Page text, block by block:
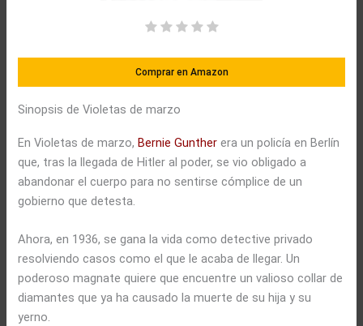
Comprar en Amazon
Sinopsis de Violetas de marzo
En Violetas de marzo,Bernie Gunther era un policía en Berlín
que, tras la llegada de Hitler al poder, se vio obligado a
abandonar el cuerpo para no sentirse cómplice de un
gobierno que detesta.
Ahora, en 1936, se gana la vida como detective privado
resolviendo casos como el que le acaba de llegar. Un
poderoso magnate quiere que encuentre un valioso collar de
diamantes que ya ha causado la muerte de su hija y su
yerno.